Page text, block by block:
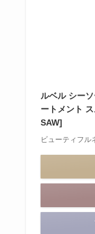
ルベル シー
ートメント
SAW]
ビューティフル